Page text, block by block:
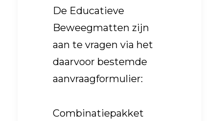
De Educatieve
Beweegmatten zijn
aan te vragen via het
daarvoor bestemde
aanvraagformulier:
Combinatiepakket